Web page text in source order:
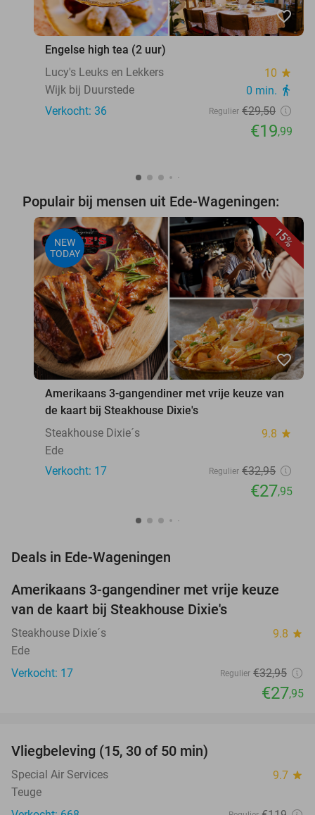
favorite_border
Engelse high tea (2 uur)
Lucy's Leuks en Lekkers
10 star
Wijk bij Duurstede 0 min. directions_walk
Verkocht: 36 Regulier €29,50
€19,99
Populair bij mensen uit Ede-Wageningen:
15%
NEW
TODAY
favorite_border
Amerikaans 3-gangendiner met vrije keuze van
de kaart bij Steakhouse Dixie's
Steakhouse Dixie´s
9.8 star
Ede
Verkocht: 17
Regulier €32,95
€27,95
Deals in Ede-Wageningen
15%
TODAY
Amerikaans 3-gangendiner met vrije keuze
van de kaart bij Steakhouse Dixie's
Steakhouse Dixie´s 9.8 star
Ede
Verkocht: 17
Regulier €32,95
€27,95
NEW
TODAY
Vliegbeleving (15, 30 of 50 min)
Special Air Services 9.7 star
Teuge